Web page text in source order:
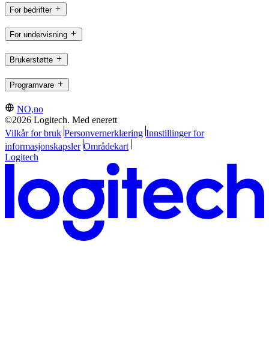
For bedrifter
For undervisning
Brukerstøtte
Programvare
NO,no
©2026 Logitech. Med enerett
Vilkår for bruk Personvernerklæring Innstillinger for
informasjonskapsler Områdekart
Logitech